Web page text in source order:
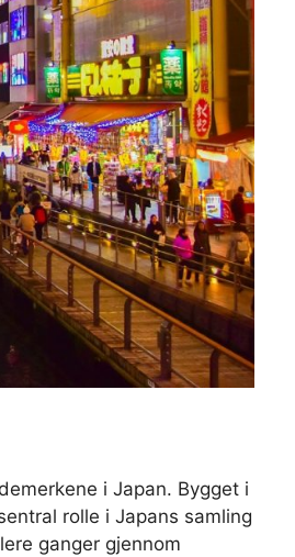
i Japan. Bygget i
rolle i Japans samling
ganger gjennom